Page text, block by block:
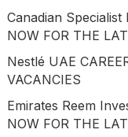
Canadian Specialist
NOW FOR THE
Nestlé UAE
VACANCIES
Emirates Reem
NOW FOR THE